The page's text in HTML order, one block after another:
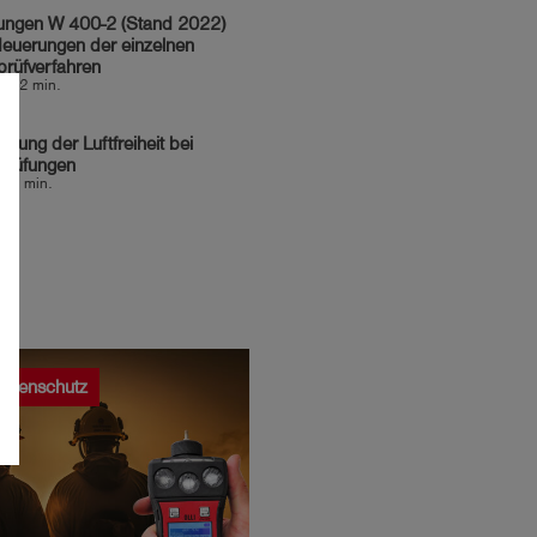
W 400-2 (Stand 2022)
der einzelnen
12 min.
der Luftfreiheit bei
6 min.